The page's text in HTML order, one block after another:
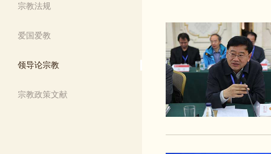
宗教法规
爱国爱教
领导论宗教
宗教政策文献